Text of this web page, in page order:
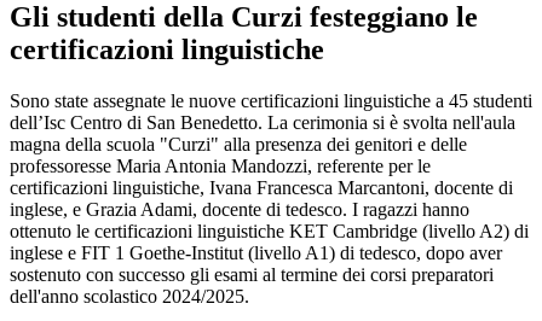
Gli studenti della Curzi festeggiano le
certificazioni linguistiche
Sono state assegnate le nuove certificazioni linguistiche a 45 studenti
dell’Isc Centro di San Benedetto. La cerimonia si è svolta nell'aula
magna della scuola "Curzi" alla presenza dei genitori e delle
professoresse Maria Antonia Mandozzi, referente per le
certificazioni linguistiche, Ivana Francesca Marcantoni, docente di
inglese, e Grazia Adami, docente di tedesco. I ragazzi hanno
ottenuto le certificazioni linguistiche KET Cambridge (livello A2) di
inglese e FIT 1 Goethe-Institut (livello A1) di tedesco, dopo aver
sostenuto con successo gli esami al termine dei corsi preparatori
dell'anno scolastico 2024/2025.